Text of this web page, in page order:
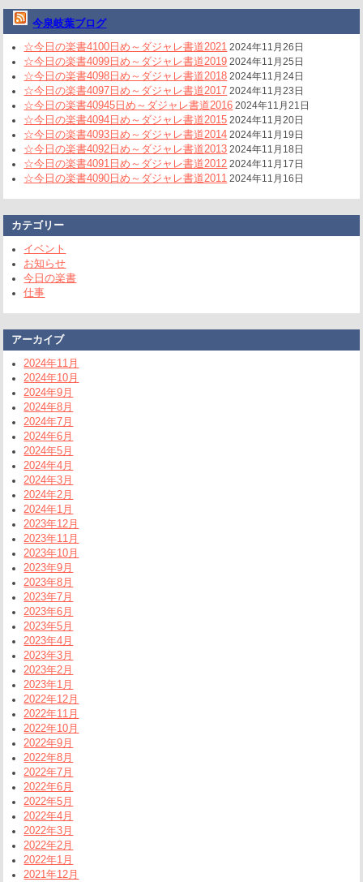
今泉岐葉ブログ
☆今日の楽書4100日め～ダジャレ書道2021 2024年11月26日
☆今日の楽書4099日め～ダジャレ書道2019 2024年11月25日
☆今日の楽書4098日め～ダジャレ書道2018 2024年11月24日
☆今日の楽書4097日め～ダジャレ書道2017 2024年11月23日
☆今日の楽書40945日め～ダジャレ書道2016 2024年11月21日
☆今日の楽書4094日め～ダジャレ書道2015 2024年11月20日
☆今日の楽書4093日め～ダジャレ書道2014 2024年11月19日
☆今日の楽書4092日め～ダジャレ書道2013 2024年11月18日
☆今日の楽書4091日め～ダジャレ書道2012 2024年11月17日
☆今日の楽書4090日め～ダジャレ書道2011 2024年11月16日
カテゴリー
イベント
お知らせ
今日の楽書
仕事
アーカイブ
2024年11月
2024年10月
2024年9月
2024年8月
2024年7月
2024年6月
2024年5月
2024年4月
2024年3月
2024年2月
2024年1月
2023年12月
2023年11月
2023年10月
2023年9月
2023年8月
2023年7月
2023年6月
2023年5月
2023年4月
2023年3月
2023年2月
2023年1月
2022年12月
2022年11月
2022年10月
2022年9月
2022年8月
2022年7月
2022年6月
2022年5月
2022年4月
2022年3月
2022年2月
2022年1月
2021年12月